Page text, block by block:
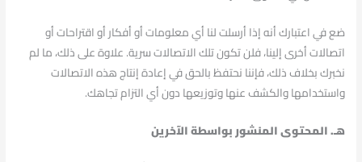
ضع في اعتبارك أنه إذا أرسلت لنا أي معلومات أو أفكار أو اقتراحات أو
اتصالات أخرى إلينا، فلن تكون تلك الاتصالات سرية. علاوة على ذلك، ما لم
نخبرك بخلاف ذلك، فإننا نحتفظ بالحق في إعادة إنتاج هذه الاتصالات
واستخدامها والكشف عنها وتوزيعها دون أي التزام تجاهك.
هـ. المحتوى المنشور بواسطة الآخرين